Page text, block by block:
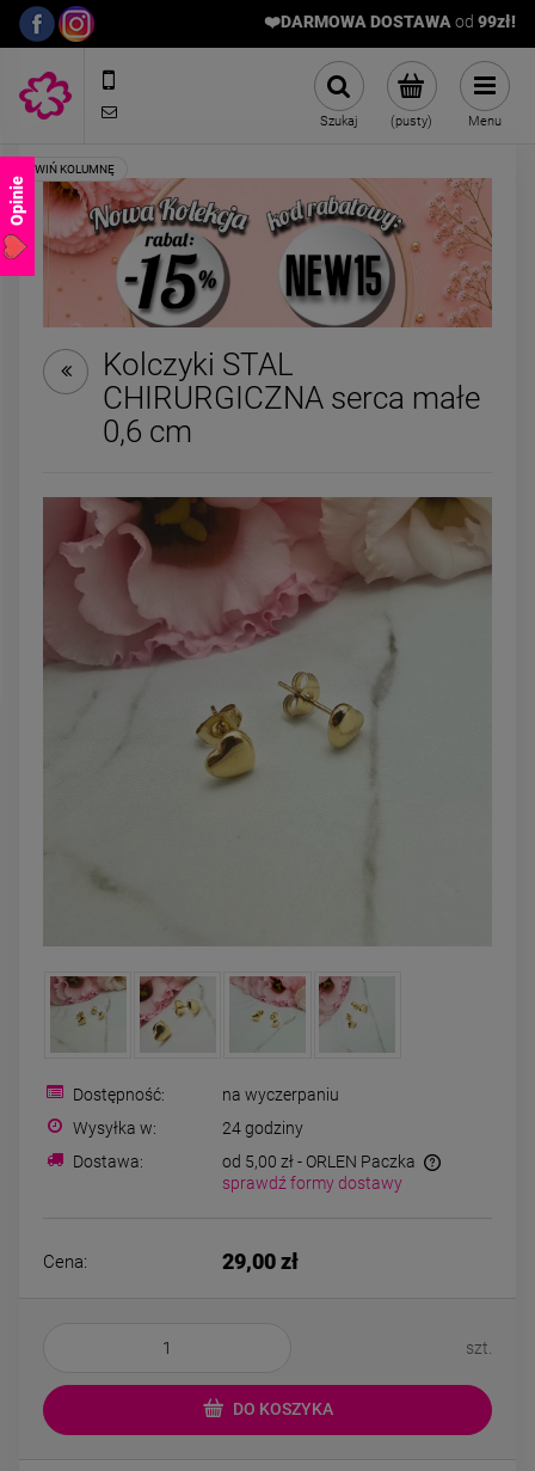
❤️DARMOWA DOSTAWA od 99zł!
sklep@stalowelove.com.pl (pusty)
Szukaj Menu
ZESTAW - naszyjnik i
bransoletka kamienie
naturalne róż
zobacz więcej
ZESTAW - dwa
zobacz więcej
Bransoletka srebrna STAL
CHIRURGICZNA
modułowa ażurowa
cyrkonie
69,00 zł
Kolczyki STAL
CHIRURGICZNA serca małe
0,6 cm
Dostępność:
na wyczerpaniu
Wysyłka w:
24 godziny
Dostawa:
od 5,00 zł - ORLEN Paczka
sprawdź formy dostawy
Cena: 29,00 zł
szt.
DO KOSZYKA
Opinie